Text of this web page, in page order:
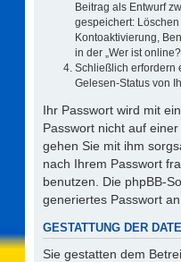
Beitrag als Entwurf
gespeichert:
Kontoaktivierung,
in der „Wer ist
Schließlich erfordern
Gelesen-Status von
Ihr Passwort wird mit
Passwort nicht auf
gehen Sie mit ihm
nach Ihrem Passwort
benutzen. Die phpBB-
generiertes Passwort
GESTATTUNG DER
Sie gestatten dem